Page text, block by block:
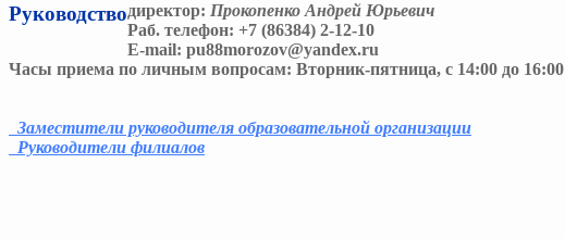
Руководcтводиректор: Прокопенко Андрей Юрьевич
Раб. телефон: +7 (86384) 2-12-10
E-mail: pu88morozov@yandex.ru
Часы приема по личным вопросам: Вторник-пятница, с 14:00 до 16:00
Заместители руководителя образовательной организации
Руководители филиалов